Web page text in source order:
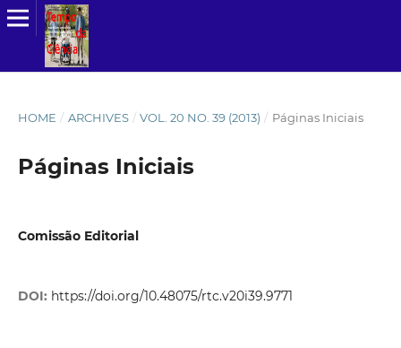
HOME / ARCHIVES / VOL. 20 NO. 39 (2013) / Páginas Iniciais
Páginas Iniciais
Comissão Editorial
DOI: https://doi.org/10.48075/rtc.v20i39.9771